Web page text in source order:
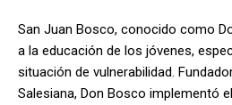
San Juan Bosco, conocido como
a la educación de los jóvenes,
situación de vulnerabilidad.
Salesiana, Don Bosco implementó